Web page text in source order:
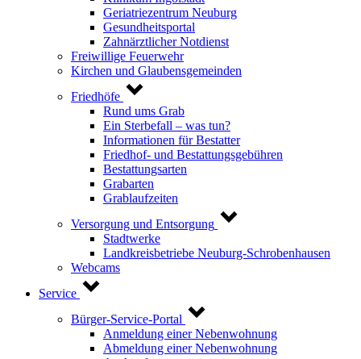
Geriatriezentrum Neuburg
Gesundheitsportal
Zahnärztlicher Notdienst
Freiwillige Feuerwehr
Kirchen und Glaubensgemeinden
Friedhöfe
Rund ums Grab
Ein Sterbefall – was tun?
Informationen für Bestatter
Friedhof- und Bestattungsgebühren
Bestattungsarten
Grabarten
Grablaufzeiten
Versorgung und Entsorgung
Stadtwerke
Landkreisbetriebe Neuburg-Schrobenhausen
Webcams
Service
Bürger-Service-Portal
Anmeldung einer Nebenwohnung
Abmeldung einer Nebenwohnung